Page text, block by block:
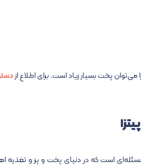
می‌توان پخت بسیار زیاد است. برای اطلاع از
مسئله‌ای است که در دنیای پخت و پز و